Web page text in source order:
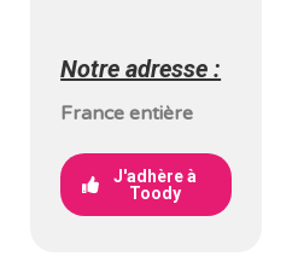
Notre adresse :
France entière
J'adhère à
Toody